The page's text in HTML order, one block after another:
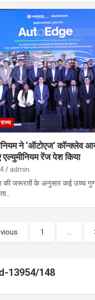
राज्य
ने ‘ऑटोएज’ कॉन्क्लेव
एल्युमीनियम रेंज पेश किया
admin
की जरूरतों के अनुसार कई उच्च
1 …
13954/148